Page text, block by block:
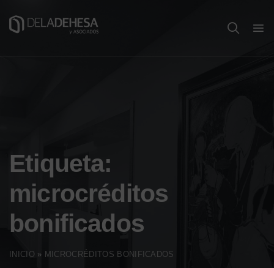
Etiqueta:
microcréditos
bonificados
INICIO » MICROCRÉDITOS BONIFICADOS